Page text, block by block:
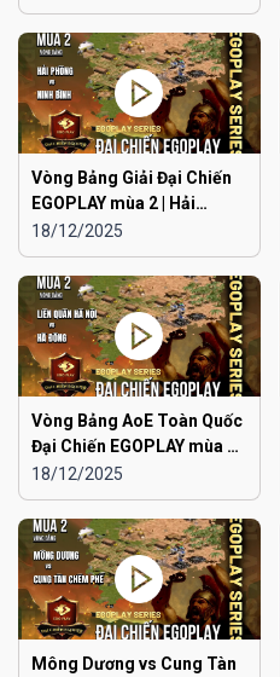
Ninh
Vòng Bảng Giải Đại Chiến
EGOPLAY mùa 2 | Hải
Phòng vs Ninh Bình
18/12/2025
Vòng Bảng AoE Toàn Quốc
Đại Chiến EGOPLAY mùa 2 |
Liên Quân Hà Nội vs Hà
Đông
18/12/2025
Mông Dương vs Cung Tàn